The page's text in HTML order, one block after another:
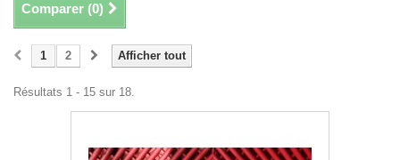
Comparer (0)
Afficher tout
1 2
Résultats 1 - 15 sur 18.